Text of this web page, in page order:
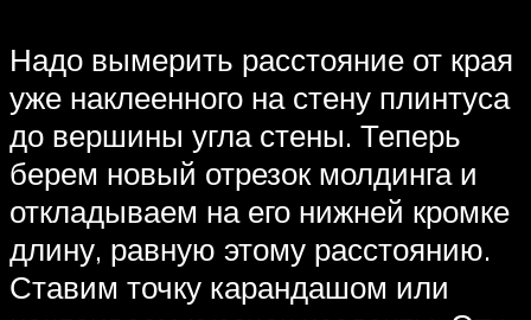
Надо вымерить расстояние от края
уже наклеенного на стену плинтуса
до вершины угла стены. Теперь
берем новый отрезок молдинга и
откладываем на его нижней кромке
длину, равную этому расстоянию.
Ставим точку карандашом или